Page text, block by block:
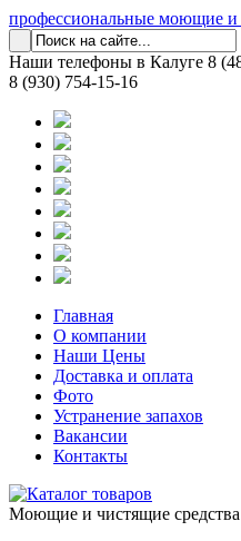
профессиональные моющие и
Наши телефоны в Калуге 8
8 (930) 754-15-16
Главная
О компании
Наши Цены
Доставка и оплата
Фото
Устранение запахов
Вакансии
Контакты
Моющие и чистящие средства